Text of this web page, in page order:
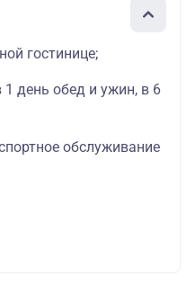
гостинице;
1 день обед и ужин, в 6
обслуживание